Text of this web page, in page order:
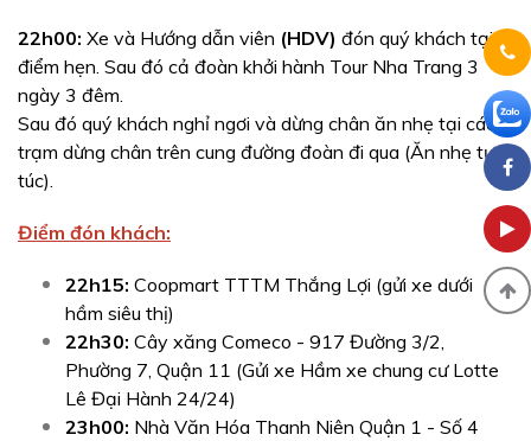
22h00: Xe và Hướng dẫn viên (HDV) đón quý khách tại
điểm hẹn. Sau đó cả đoàn khởi hành Tour Nha Trang 3
ngày 3 đêm.
Sau đó quý khách nghỉ ngơi và dừng chân ăn nhẹ tại các
trạm dừng chân trên cung đường đoàn đi qua (Ăn nhẹ tự
túc).
Điểm đón khách:
22h15: Coopmart TTTM Thắng Lợi (gửi xe dưới
hầm siêu thị)
22h30: Cây xăng Comeco - 917 Đường 3/2,
Phường 7, Quận 11 (Gửi xe Hầm xe chung cư Lotte
Lê Đại Hành 24/24)
23h00: Nhà Văn Hóa Thanh Niên Quận 1 - Số 4